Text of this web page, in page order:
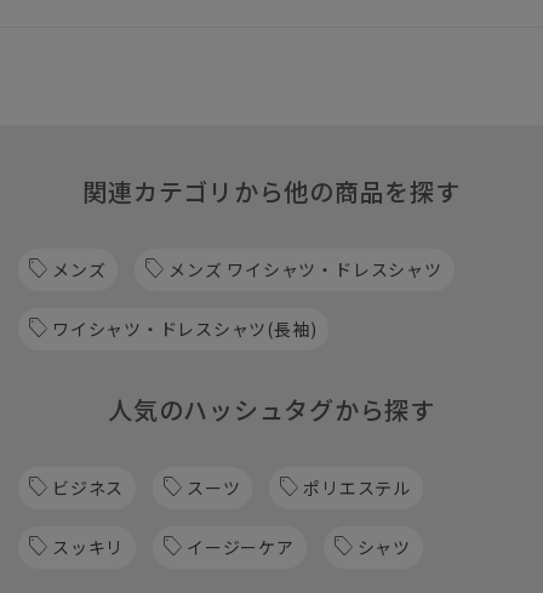
関連カテゴリから他の商品を探す
メンズ メンズ ワイシャツ・ドレスシャツ
ワイシャツ・ドレスシャツ(長袖)
人気のハッシュタグから探す
ビジネス スーツ ポリエステル
スッキリ イージーケア シャツ